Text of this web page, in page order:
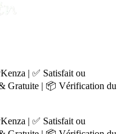
| ✅ Satisfait ou
Gratuite | 📦 Vérification du
| ✅ Satisfait ou